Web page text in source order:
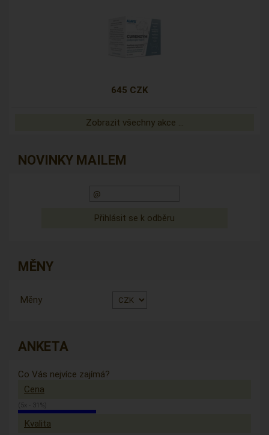
645 CZK
Zobrazit všechny akce ...
NOVINKY MAILEM
MĚNY
Měny
ANKETA
Co Vás nejvíce zajímá?
Cena
(5x - 31%)
Kvalita